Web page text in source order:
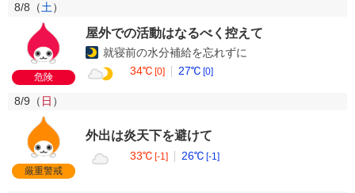
8/8（土）
危険
屋外での活動はなるべく控えて
就寝前の水分補給を忘れずに
34℃ [0] 27℃ [0]
8/9（ 日 ）
厳重警戒
外出は炎天下を避けて
33℃ [-1] 26℃ [-1]